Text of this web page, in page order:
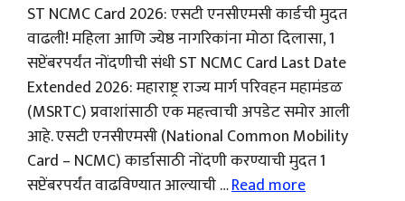
ST NCMC Card 2026: एसटी एनसीएमसी कार्डची मुदत
वाढली! महिला आणि ज्येष्ठ नागरिकांना मोठा दिलासा, 1
सप्टेंबरपर्यंत नोंदणीची संधी ST NCMC Card Last Date
Extended 2026: महाराष्ट्र राज्य मार्ग परिवहन महामंडळ
(MSRTC) प्रवाशांसाठी एक महत्त्वाची अपडेट समोर आली
आहे. एसटी एनसीएमसी (National Common Mobility
Card – NCMC) कार्डासाठी नोंदणी करण्याची मुदत 1
सप्टेंबरपर्यंत वाढविण्यात आल्याची …Read more